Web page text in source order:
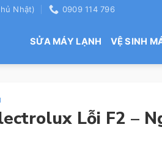
Nhật) 0909 114 796
SỬA MÁY LẠNH VỆ SINH
Lỗi F2 –